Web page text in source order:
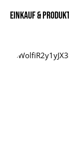
Einkauf &